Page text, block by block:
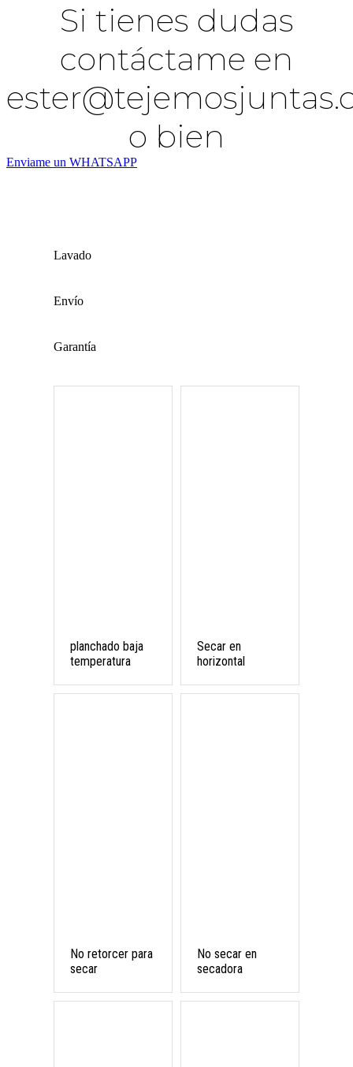
Si tienes dudas
contáctame en
o bien
Enviame un WHATSAPP
Lavado
Envío
Garantía
planchado baja
temperatura
Secar en
horizontal
No retorcer para
secar
No secar en
secadora